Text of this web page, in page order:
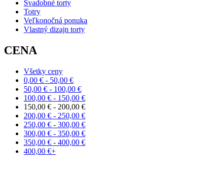
Svadobné torty
Totry
Veľkonočná ponuka
Vlastný dizajn torty
CENA
Všetky ceny
0,00 € - 50,00 €
50,00 € - 100,00 €
100,00 € - 150,00 €
150,00 € - 200,00 €
200,00 € - 250,00 €
250,00 € - 300,00 €
300,00 € - 350,00 €
350,00 € - 400,00 €
400,00 €+